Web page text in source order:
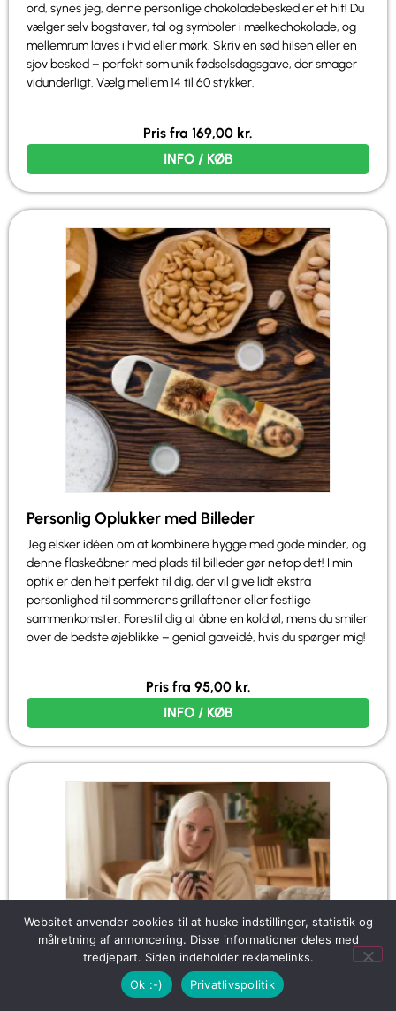
ord, synes jeg, denne personlige chokoladebesked er et hit! Du
vælger selv bogstaver, tal og symboler i mælkechokolade, og
mellemrum laves i hvid eller mørk. Skriv en sød hilsen eller en
sjov besked – perfekt som unik fødselsdagsgave, der smager
vidunderligt. Vælg mellem 14 til 60 stykker.
Pris fra 169,00 kr.
INFO / KØB
Personlig Oplukker med Billeder
Jeg elsker idéen om at kombinere hygge med gode minder, og
denne flaskeåbner med plads til billeder gør netop det! I min
optik er den helt perfekt til dig, der vil give lidt ekstra
personlighed til sommerens grillaftener eller festlige
sammenkomster. Forestil dig at åbne en kold øl, mens du smiler
over de bedste øjeblikke – genial gaveidé, hvis du spørger mig!
Pris fra 95,00 kr.
INFO / KØB
Websitet anvender cookies til at huske indstillinger, statistik og
målretning af annoncering. Disse informationer deles med
tredjepart. Siden indeholder reklamelinks.
Ok :-)
Privatlivspolitik